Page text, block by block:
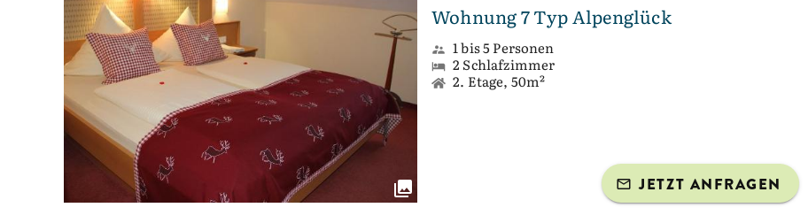
Wohnung 7 Typ Alpenglück
1 bis 5 Personen
2 Schlafzimmer
2. Etage, 50m²
JETZT ANFRAGEN